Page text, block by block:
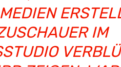
ERSTELLT
IM PRO